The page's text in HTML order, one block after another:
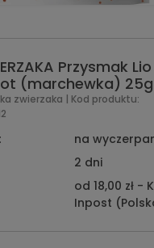
Przysmak Lio
(marchewka) 25g
zwierzaka | Kod produktu:
na
2 dni
od 18,00 zł -
Inpost